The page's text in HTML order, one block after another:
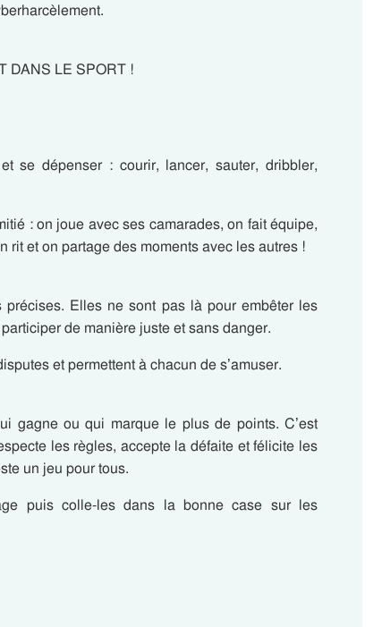
DANS LE SPORT !
se dépenser : courir, lancer, sauter, dribbler,
: on joue avec ses camarades, on fait équipe,
rit et on partage des moments avec les autres !
Elles ne sont pas là pour embêter les
de manière juste et sans danger.
et permettent à chacun de s’amuser.
gagne ou qui marque le plus de points. C’est
les règles, accepte la défaite et félicite les
un jeu pour tous.
puis colle-les dans la bonne case sur les